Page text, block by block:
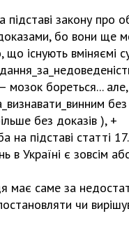
підставі закону про
бо вони ще
існують вміняємі
бореться... але,
без доказів ), +
на підставі статті 17.
в Україні є зовсім
має саме за
чи